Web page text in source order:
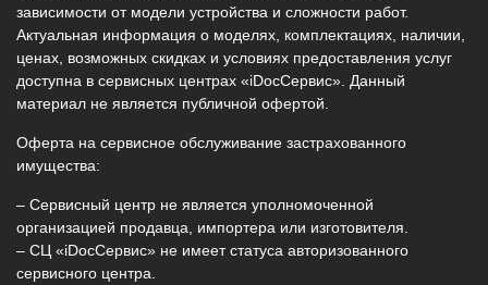
зависимости от модели устройства и сложности работ.
Актуальная информация о моделях, комплектациях, наличии,
ценах, возможных скидках и условиях предоставления услуг
доступна в сервисных центрах «iDocСервис». Данный
материал не является публичной офертой.
Оферта на сервисное обслуживание застрахованного
имущества:
– Сервисный центр не является уполномоченной
организацией продавца, импортера или изготовителя.
– СЦ «iDocСервис» не имеет статуса авторизованного
сервисного центра.